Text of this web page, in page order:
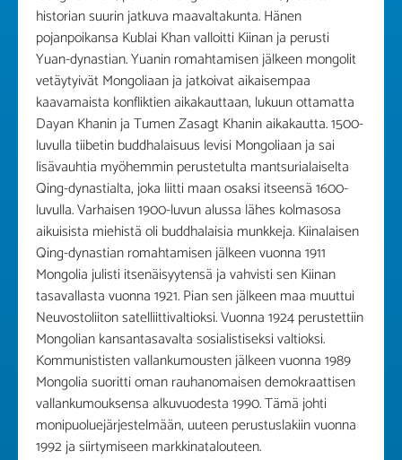
historian suurin jatkuva maavaltakunta. Hänen
pojanpoikansa Kublai Khan valloitti Kiinan ja perusti
Yuan-dynastian. Yuanin romahtamisen jälkeen mongolit
vetäytyivät Mongoliaan ja jatkoivat aikaisempaa
kaavamaista konfliktien aikakauttaan, lukuun ottamatta
Dayan Khanin ja Tumen Zasagt Khanin aikakautta. 1500-
luvulla tiibetin buddhalaisuus levisi Mongoliaan ja sai
lisävauhtia myöhemmin perustetulta mantsurialaiselta
Qing-dynastialta, joka liitti maan osaksi itseensä 1600-
luvulla. Varhaisen 1900-luvun alussa lähes kolmasosa
aikuisista miehistä oli buddhalaisia munkkeja. Kiinalaisen
Qing-dynastian romahtamisen jälkeen vuonna 1911
Mongolia julisti itsenäisyytensä ja vahvisti sen Kiinan
tasavallasta vuonna 1921. Pian sen jälkeen maa muuttui
Neuvostoliiton satelliittivaltioksi. Vuonna 1924 perustettiin
Mongolian kansantasavalta sosialistiseksi valtioksi.
Kommunististen vallankumousten jälkeen vuonna 1989
Mongolia suoritti oman rauhanomaisen demokraattisen
vallankumouksensa alkuvuodesta 1990. Tämä johti
monipuoluejärjestelmään, uuteen perustuslakiin vuonna
1992 ja siirtymiseen markkinatalouteen.